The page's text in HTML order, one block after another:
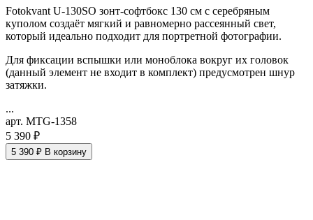
Fotokvant U-130SO зонт-софтбокс 130 см с серебряным
куполом создаёт мягкий и равномерно рассеянный свет,
который идеально подходит для портретной фотографии.
Для фиксации вспышки или моноблока вокруг их головок
(данный элемент не входит в комплект) предусмотрен шнур
затяжки.
...
арт. MTG-1358
5 390 ₽
5 390 ₽ В корзину